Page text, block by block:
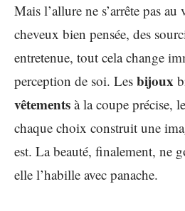
Mais l’allure ne s’arrête pas
cheveux bien pensée, des
entretenue, tout cela change
perception de soi. Les bijoux
vêtements à la coupe précise,
chaque choix construit une
est. La beauté, finalement, ne
elle l’habille avec panache.